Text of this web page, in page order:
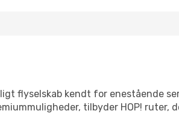
flyselskab kendt for enestående
tilbyder HOP! ruter,